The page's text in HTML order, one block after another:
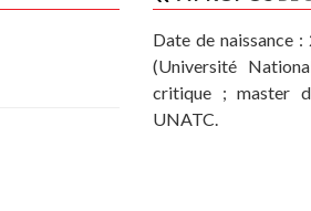
Date de naissance
(Université
critique ; master
UNATC.